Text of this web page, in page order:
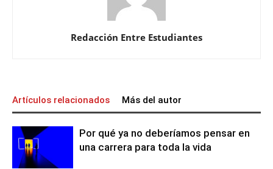
Redacción Entre Estudiantes
Artículos relacionados Más del autor
Por qué ya no deberíamos pensar en
una carrera para toda la vida